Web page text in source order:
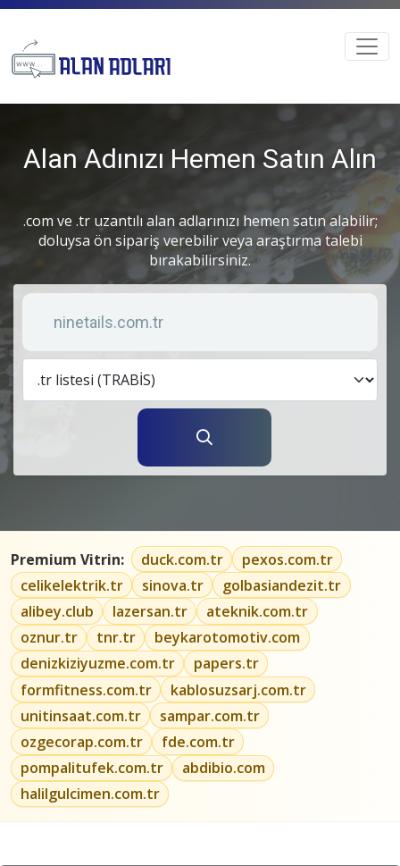
Alan Adınızı Hemen Satın Alın
.com ve .tr uzantılı alan adlarınızı hemen satın alabilir;
doluysa ön sipariş verebilir veya araştırma talebi
bırakabilirsiniz.
Anahtar kelime
Premium Vitrin: duck.com.tr
pexos.com.tr
celikelektrik.tr
sinova.tr
golbasiandezit.tr
alibey.club
lazersan.tr
ateknik.com.tr
oznur.tr
tnr.tr
beykarotomotiv.com
denizkiziyuzme.com.tr
papers.tr
formfitness.com.tr
kablosuzsarj.com.tr
unitinsaat.com.tr
sampar.com.tr
ozgecorap.com.tr
fde.com.tr
pompalitufek.com.tr
abdibio.com
halilgulcimen.com.tr